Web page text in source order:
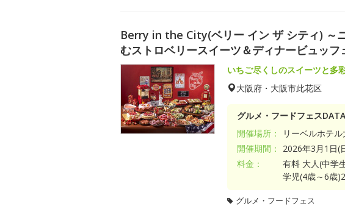
Berry in the City(ベリー イン ザ シティ) ～
むストロベリースイーツ＆ディナービュッフ
いちご尽くしのスイーツと多
大阪府・大阪市此花区
グルメ・フードフェスDATA
開催場所：
リーベルホテル
開催期間：
2026年3月1日(
料金：
有料 大人(中学
学児(4歳～6歳
グルメ・フードフェス